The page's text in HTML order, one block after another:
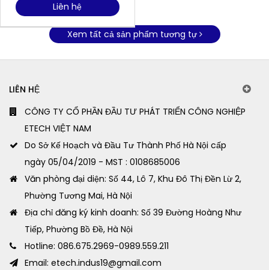
Liên hệ
Xem tất cả sản phẩm tương tự
LIÊN HỆ
CÔNG TY CỔ PHẦN ĐẦU TƯ PHÁT TRIỂN CÔNG NGHIỆP
ETECH VIỆT NAM
Do Sở Kế Hoạch và Đầu Tư Thành Phố Hà Nội cấp
ngày 05/04/2019 - MST : 0108685006
Văn phòng đại diện: Số 44, Lô 7, Khu Đô Thị Đền Lừ 2,
Phường Tương Mai, Hà Nội
Địa chỉ đăng ký kinh doanh: Số 39 Đường Hoàng Như
Tiếp, Phường Bồ Đề, Hà Nội
Hotline: 086.675.2969-0989.559.211
Email: etech.indus19@gmail.com